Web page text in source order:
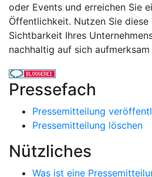
oder Events und erreichen Sie
Öffentlichkeit. Nutzen Sie diese
Sichtbarkeit Ihres
nachhaltig auf sich aufmerksam
Pressefach
Pressemitteilung
Pressemitteilung löschen
Nützliches
Was ist eine